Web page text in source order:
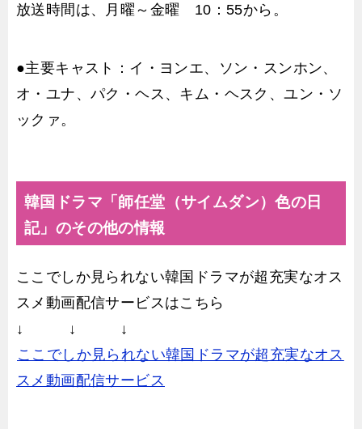
放送時間は、月曜～金曜 10：55から。
●主要キャスト：イ・ヨンエ、ソン・スンホン、
オ・ユナ、パク・ヘス、キム・ヘスク、ユン・ソ
ックァ。
韓国ドラマ「師任堂（サイムダン）色の日
記」のその他の情報
ここでしか見られない韓国ドラマが超充実なオス
スメ動画配信サービスはこちら
↓ ↓ ↓
ここでしか見られない韓国ドラマが超充実なオス
スメ動画配信サービス